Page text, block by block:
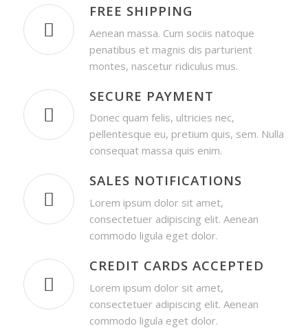
FREE SHIPPING
Aenean massa. Cum sociis natoque
penatibus et magnis dis parturient
montes, nascetur ridiculus mus.
SECURE PAYMENT
Donec quam felis, ultricies nec,
pellentesque eu, pretium quis, sem. Nulla
consequat massa quis enim.
SALES NOTIFICATIONS
Lorem ipsum dolor sit amet,
consectetuer adipiscing elit. Aenean
commodo ligula eget dolor.
CREDIT CARDS ACCEPTED
Lorem ipsum dolor sit amet,
consectetuer adipiscing elit. Aenean
commodo ligula eget dolor.